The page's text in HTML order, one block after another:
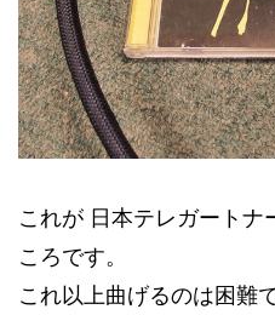
これが 日本テレガートナ
ころです。
これ以上曲げるのは困難